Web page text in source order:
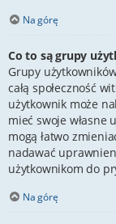
Na górę
Co to są grupy
Grupy
całą społeczność
użytkownik może
mieć swoje
mogą łatwo
nadawać
użytkownikom do
Na górę